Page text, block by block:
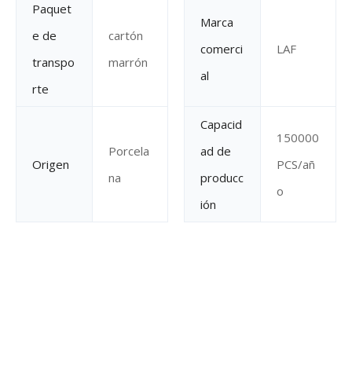
Paquet
e de
transpo
rte
cartón
marrón
Marca
comerci
al
LAF
Origen
Porcela
na
Capacid
ad de
producc
ión
150000
PCS/añ
o